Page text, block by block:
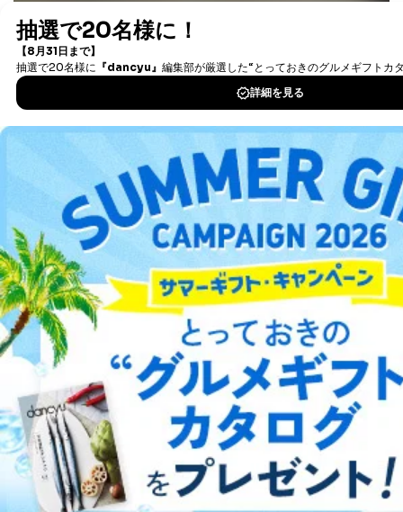
①利用目的を本人に通知し、又は公表することによって
本人又は第三者の生命、身体、財産その他の権利利益を
害するおそれがある場合
②利用目的を本人に通知し、又は公表することによって
当該事業者の権利又は正当な利益を害するおそれがある
③国の機関又は地方公共団体が法令の定める事務を遂行
することに対して協力する必要がある場合であって、利
用目的を本人に通知し、又は公表することによって当該
事務の遂行に支障を及ぼすおそれがあるとき
④開示対象個人情報の利用目的が明らかな場合
開示対象個人情報については、保有個人データの本人ま
たはその代理人からの利用目的の通知、開示、変更等
（内容の訂正、追加または削除）、利用停止等（「利用
の停止または消去」「第三者への提供の停止」）の求め
に対応させていただいております。 当社顧客の皆様の
個人情報は「マイページ」にログインしていただくこと
で、訂正、追加、変更を行っていただくことが出来ま
す。マイページをご利用いただけない方、その他の方に
つきましては、下記Aをご覧ください。 また、ご登録い
ただいた個人情報のうち、市町村などの名称および郵便
番号、金融機関の名称あるいはクレジットカードの有効
期限など、商品のお届けやご請求を行う上で支障がある
情報に変更があった場合には、当社が登録情報を変更さ
せていただく場合があります。
A.開示等の求めの申し出先、提出していただく書面等
書籍）が無料で読み放題！
DOWNLOAD FOR IOS
DOWNLOAD FOR ANDROID
ご利用方法はこちら
総合案内
アフィリエイト 採用情報
プレスリリース お問い合わせ
利用規約プライバシーポリシー 特定商取引法に基づく表示
出版社の皆様へ
投資家の皆様へサイトマップ